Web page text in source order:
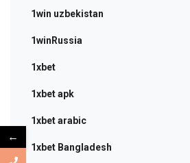
1win uzbekistan
1winRussia
1xbet
1xbet apk
1xbet arabic
1xbet Bangladesh
←